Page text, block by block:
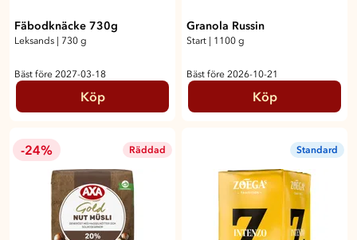
Fäbodknäcke 730g
Leksands 730 g
Bäst före 2027-03-18
Köp
Granola Russin
Start 1100 g
Bäst före 2026-10-21
Köp
-24% Räddad Standard